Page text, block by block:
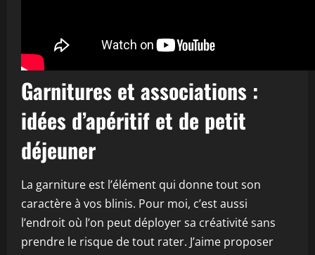
Garnitures et associations :
idées d’apéritif et de petit
déjeuner
La garniture est l’élément qui donne tout son
caractère à vos blinis. Pour moi, c’est aussi
l’endroit où l’on peut déployer sa créativité sans
prendre le risque de tout rater. J’aime proposer